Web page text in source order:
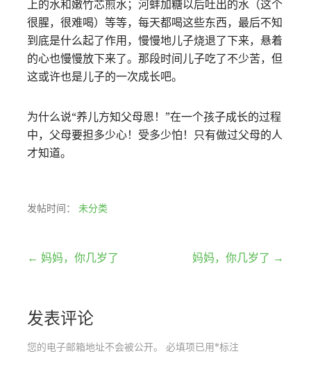
上的水和嫩竹芯煎水；河蚌加糖以后吐出的水（这个
很腥，很难喝）等等，每天都喝这些东西，最后不知
到底是什么起了作用，慢慢地儿子烧退了下来，悬着
的心也慢慢放下来了。那段时间儿子吃了不少苦，但
这或许也是儿子的一次成长吧。
为什么说“养儿方知父母恩！”在一个孩子成长的过程
中，父母要担多少心！受多少怕！只有做过父母的人
才知道。
发帖时间： 未分类
文
导
航
← 妈妈，你几岁了 妈妈，你几岁了 →
发表评论
您的电子邮箱地址不会被公开。 必填项已用*标注